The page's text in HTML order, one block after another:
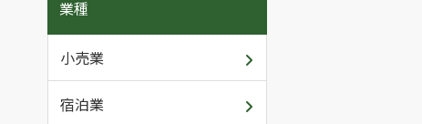
業種
小売業
宿泊業